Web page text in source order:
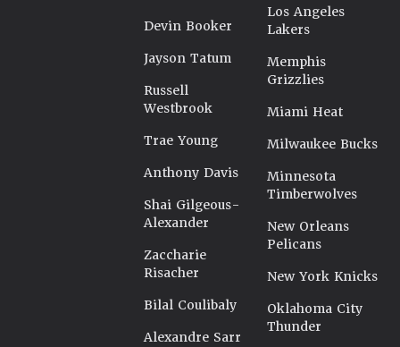
Devin Booker
Jayson Tatum
Russell
Westbrook
Trae Young
Anthony Davis
Shai Gilgeous-
Alexander
Zaccharie
Risacher
Bilal Coulibaly
Alexandre Sarr
Los Angeles
Lakers
Memphis
Grizzlies
Miami Heat
Milwaukee Bucks
Minnesota
Timberwolves
New Orleans
Pelicans
New York Knicks
Oklahoma City
Thunder